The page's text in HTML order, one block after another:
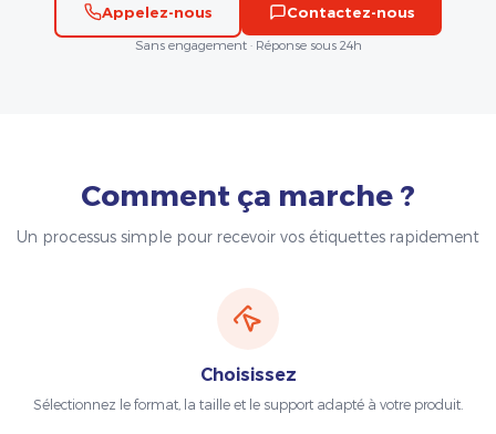
Appelez-nous
Contactez-nous
Sans engagement · Réponse sous 24h
Comment ça marche ?
Un processus simple pour recevoir vos étiquettes rapidement
Choisissez
Sélectionnez le format, la taille et le support adapté à votre produit.